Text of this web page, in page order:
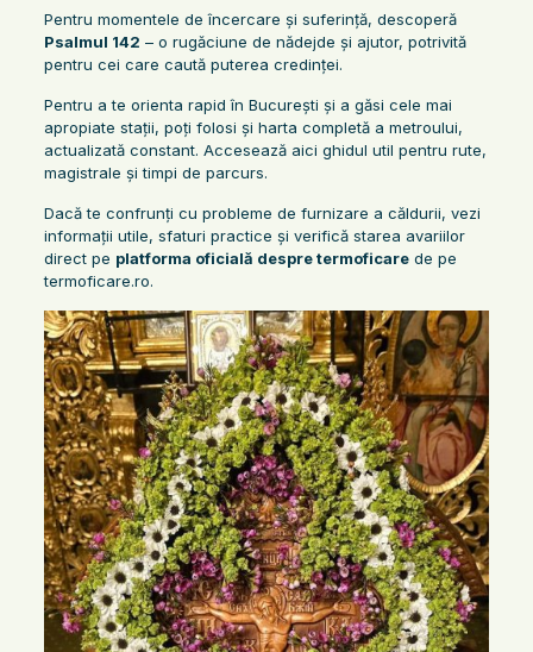
Pentru momentele de încercare și suferință, descoperă
Psalmul 142 – o rugăciune de nădejde și ajutor, potrivită
pentru cei care caută puterea credinței.
Pentru a te orienta rapid în București și a găsi cele mai
apropiate stații, poți folosi și harta completă a metroului,
actualizată constant. Accesează aici ghidul util pentru rute,
magistrale și timpi de parcurs.
Dacă te confrunți cu probleme de furnizare a căldurii, vezi
informații utile, sfaturi practice și verifică starea avariilor
direct pe platforma oficială despre termoficarede pe
termoficare.ro.